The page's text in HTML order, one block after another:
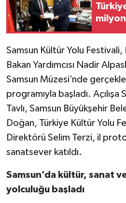
Samsun Kültür Yolu Festivali,
Bakan Yardımcısı Nadir
Samsun Müzesi’nde
programıyla başladı. Açılışa
Tavlı, Samsun Büyükşehir
Doğan, Türkiye Kültür Yolu
Direktörü Selim Terzi, il
sanatsever katıldı.
Samsun’da kültür, sanat
yolculuğu başladı